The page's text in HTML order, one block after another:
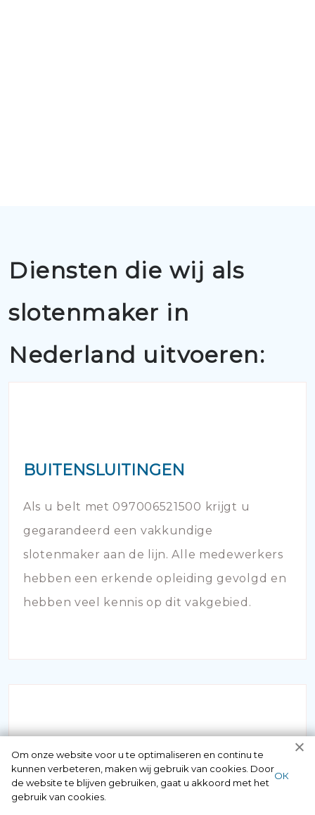
Diensten die wij als
slotenmaker in
Nederland uitvoeren:
BUITENSLUITINGEN
Als u belt met 097006521500 krijgt u
gegarandeerd een vakkundige
slotenmaker aan de lijn. Alle medewerkers
hebben een erkende opleiding gevolgd en
hebben veel kennis op dit vakgebied.
SLOT KAPOT
Om onze website voor u te optimaliseren en continu te
kunnen verbeteren, maken wij gebruik van cookies. Door
de website te blijven gebruiken, gaat u akkoord met het
gebruik van cookies.
ОК